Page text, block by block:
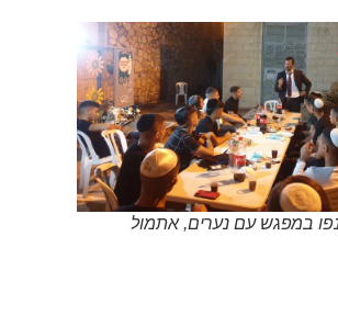
במפגש עם נערים, אתמול